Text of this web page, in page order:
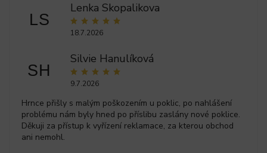
LS
Lenka Skopalikova
18.7.2026
SH
Silvie Hanulíková
9.7.2026
Hrnce přišly s malým poškozením u poklic, po nahlášení
problému nám byly hned po příslibu zaslány nové poklice.
Děkuji za přístup k vyřízení reklamace, za kterou obchod
ani nemohl.